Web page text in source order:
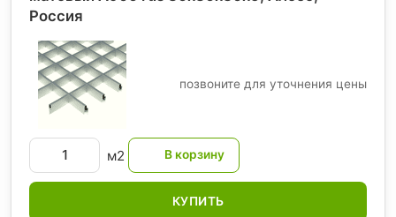
Россия
позвоните для уточнения цены
м2
КУПИТЬ